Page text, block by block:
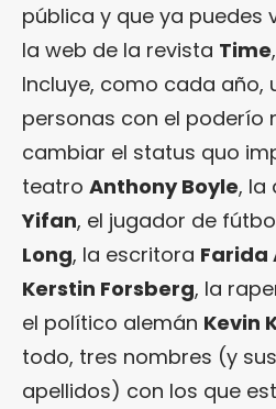
pública y que ya puedes
la web de la revista Time
Incluye, como cada año,
personas con el poderío
cambiar el status quo
teatro Anthony Boyle, la
Yifan, el jugador de
Long, la escritora Farida
Kerstin Forsberg, la
el político alemán Kevin
todo, tres nombres (y
apellidos) con los que